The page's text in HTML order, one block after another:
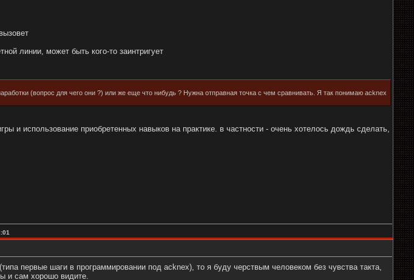
линии, может быть кого-то заинтригует
(вопрос для чего они ?) или же еще что нибудь ? Нужна отправная точка с чем сравнивать. Я так понимаю acknex
и использование приобретенных навыков на практике. в частности - очень хотелось дождь сделать,
первые шаги в программировании под acknex), то я буду черствым человеком без чувства такта,
и сам хорошо видите.